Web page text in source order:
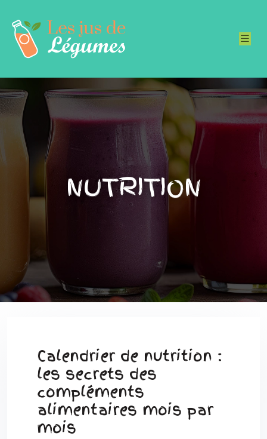
NUTRITION
Calendrier de nutrition :
les secrets des
compléments
alimentaires mois par
mois